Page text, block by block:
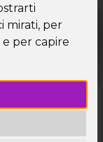
mirati, per
per capire
100€